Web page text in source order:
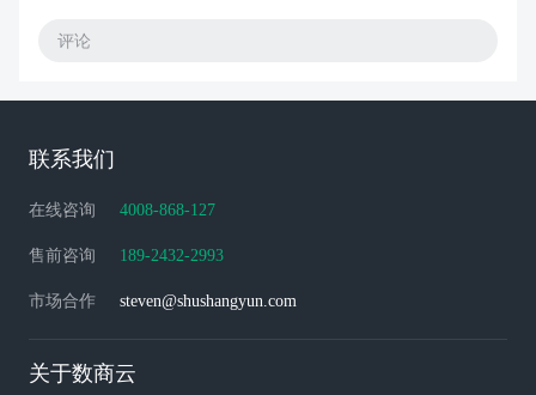
评论
联系我们
在线咨询 4008-868-127
售前咨询 189-2432-2993
市场合作 steven@shushangyun.com
关于数商云